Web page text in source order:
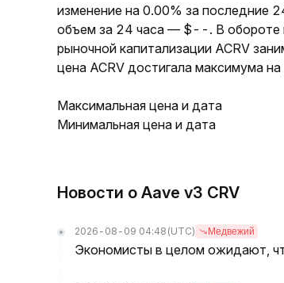
изменение на 0.00% за последние
объем за 24 часа — $--. В обороте
рыночной капитализации ACRV
цена ACRV достигала максимума
Максимальная цена и дата
Минимальная цена и дата
Новости о Aave v3 CRV
2026-08-09 04:48 (UTC) Медвежий
Экономисты в целом ожидают,